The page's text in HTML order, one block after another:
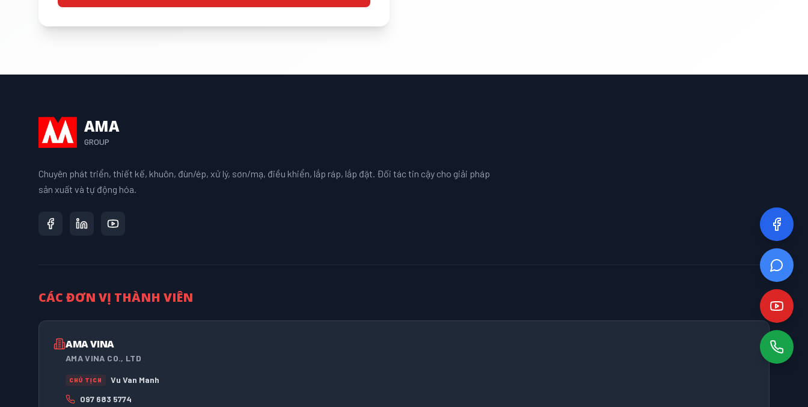
AMA
GROUP
Chuyên phát triển, thiết kế, khuôn, đùn/ép, xử lý, sơn/mạ, điều khiển, lắp ráp, lắp đặt. Đối tác tin cậy cho giải pháp
sản xuất và tự động hóa.
CÁC ĐƠN VỊ THÀNH VIÊN
AMA VINA
AMA VINA CO., LTD
CHỦ TỊCH
Vu Van Manh
097 683 5774